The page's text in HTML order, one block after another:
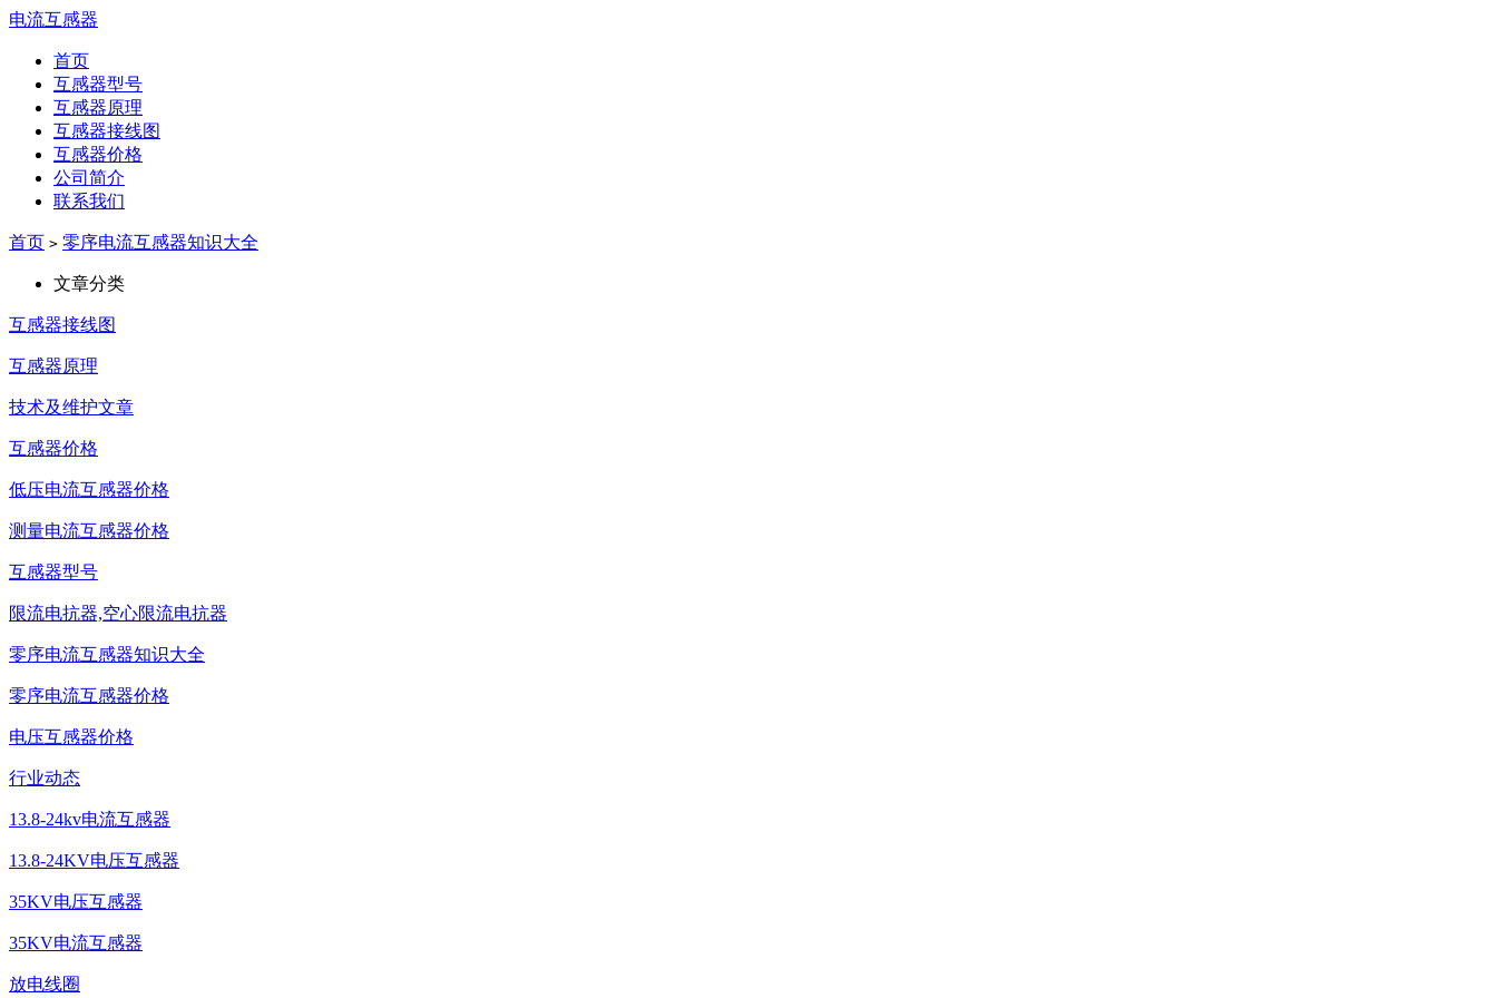
电流互感器
首页
互感器型号
互感器原理
互感器接线图
互感器价格
公司简介
联系我们
首页 > 零序电流互感器知识大全
文章分类
互感器接线图
互感器原理
技术及维护文章
互感器价格
低压电流互感器价格
测量电流互感器价格
互感器型号
限流电抗器,空心限流电抗器
零序电流互感器知识大全
零序电流互感器价格
电压互感器价格
行业动态
13.8-24kv电流互感器
13.8-24KV电压互感器
35KV电压互感器
35KV电流互感器
放电线圈